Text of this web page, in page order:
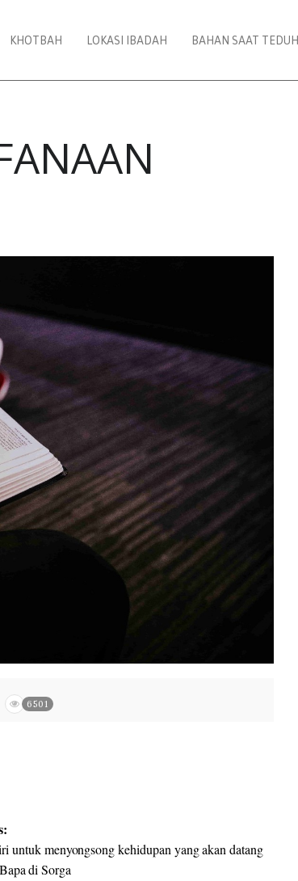
KHOTBAH LOKASI IBADAH BAHAN SAAT TEDUH
6501
untuk menyongsong kehidupan yang akan datang
di Sorga